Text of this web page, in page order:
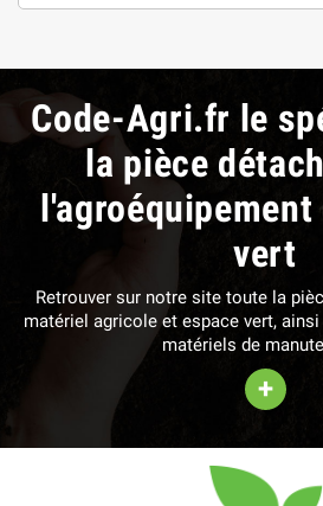
Code-Agri.fr le
la pièce
vert
Retrouver sur notre site toute la
matériel agricole et espace vert,
matériels de
+